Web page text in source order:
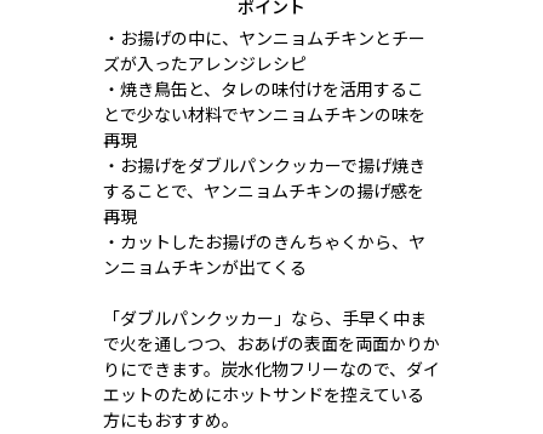
ポイント
・お揚げの中に、ヤンニョムチキンとチー
ズが入ったアレンジレシピ
・焼き鳥缶と、タレの味付けを活用するこ
とで少ない材料でヤンニョムチキンの味を
再現
・お揚げをダブルパンクッカーで揚げ焼き
することで、ヤンニョムチキンの揚げ感を
再現
・カットしたお揚げのきんちゃくから、ヤ
ンニョムチキンが出てくる
「ダブルパンクッカー」なら、手早く中ま
で火を通しつつ、おあげの表面を両面かりか
りにできます。炭水化物フリーなので、ダイ
エットのためにホットサンドを控えている
方にもおすすめ。